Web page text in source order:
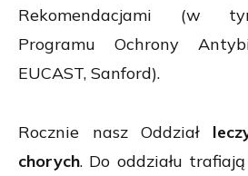
Rekomendacjami (w
Programu Ochrony
EUCAST, Sanford).
Rocznie nasz Oddział
chorych. Do oddziału